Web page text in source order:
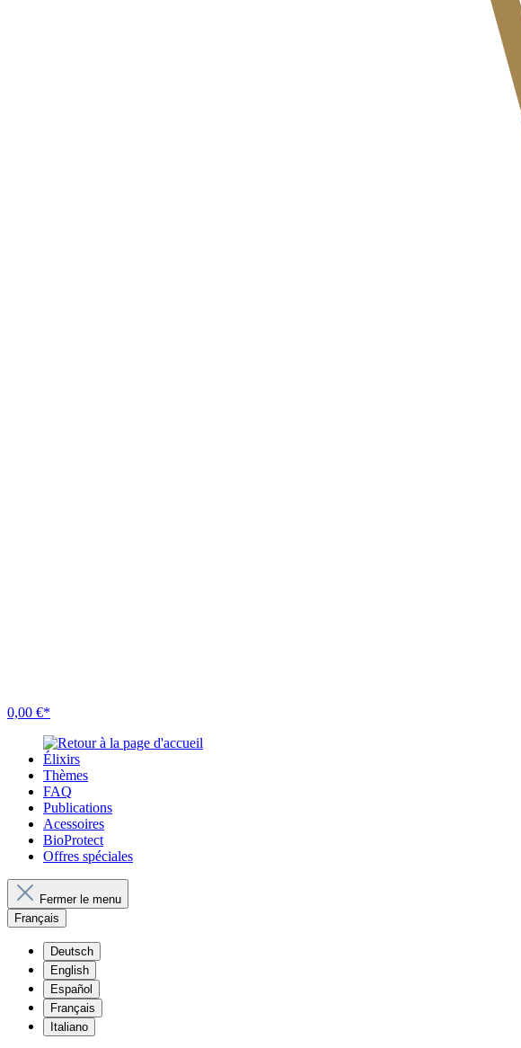
0,00 €*
Élixirs
Thèmes
FAQ
Publications
Acessoires
BioProtect
Offres spéciales
Fermer le menu
Français
Deutsch
English
Español
Français
Italiano